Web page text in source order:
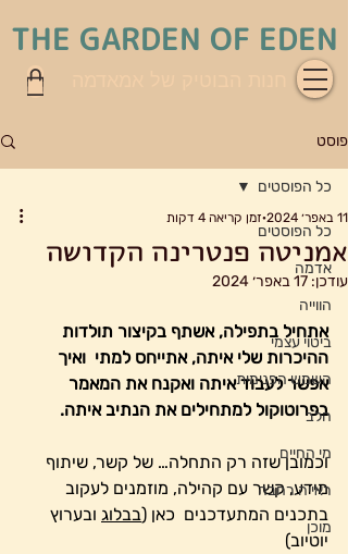
THE GARDEN OF EDEN
פוסט
כל הפוסטים
אדמה
הווייה
ביטוי עצמי
השמש הפנימית
הלב
מי החיים
ראייה רחבה
מוכן
כל הפוסטים
אמניטה פנטרינה הקדושה
11 באפר׳ 2024 זמן קריאה 4 דקות
עודכן: 17 באפר׳ 2024
אתחיל בתפילה, אשתף בקיצור תולדות
ההיכרות שלי איתה, אתייחס למתי  ואיך
אפשר לעבוד איתה ואקנח את המאמר
בפרוטוקול למתחילים את הנתיב איתה.
וכמובן שזה רק התחלה… של קשר, שיתוף
מידע, קשר עם קהילה, מוזמנים לעקוב
בתכנים המתעדכנים  כאן (בבלוג ובערוץ
יוטיוב)